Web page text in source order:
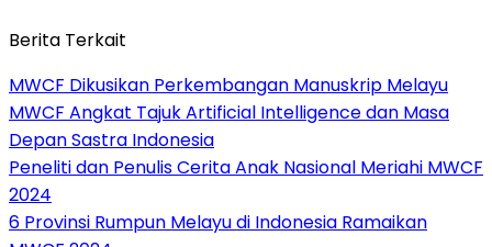
Berita Terkait
MWCF Dikusikan Perkembangan Manuskrip Melayu
MWCF Angkat Tajuk Artificial Intelligence dan Masa
Depan Sastra Indonesia
Peneliti dan Penulis Cerita Anak Nasional Meriahi MWCF
2024
6 Provinsi Rumpun Melayu di Indonesia Ramaikan